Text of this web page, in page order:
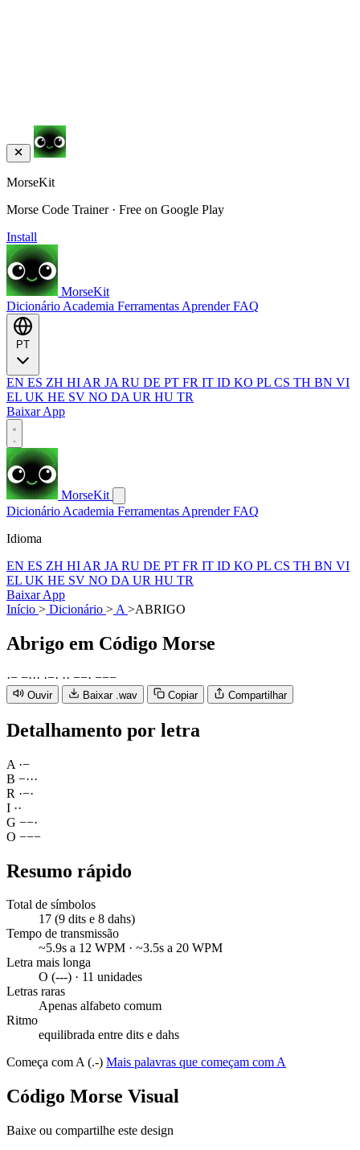
MorseKit
Morse Code Trainer · Free on Google Play
Install
MorseKit
Dicionário Academia Ferramentas AprenderFAQ
EN ES ZH HI AR JA RU DE PT FR IT ID KO PL CS TH BN VI
EL UK HE SV NO DA UR HU TR
Baixar App
MorseKit
Dicionário Academia Ferramentas AprenderFAQ
Idioma
EN ES ZH HI AR JA RU DE PT FR IT ID KO PL CS TH BN VI
EL UK HE SV NO DA UR HU TR
Baixar App
Início > Dicionário > A >ABRIGO
Abrigo em Código Morse
·− −··· ·−· ·· −−· −−−
Ouvir Baixar .wav Copiar Compartilhar
Detalhamento por letra
A ·−
B −···
R ·−·
I ··
G −−·
O −−−
Resumo rápido
Total de símbolos
17 (9 dits e 8 dahs)
Tempo de transmissão
~5.9s a 12 WPM · ~3.5s a 20 WPM
Letra mais longa
O (---) · 11 unidades
Letras raras
Apenas alfabeto comum
Ritmo
equilibrada entre dits e dahs
Começa com A (.-) Mais palavras que começam com A
Código Morse Visual
Baixe ou compartilhe este design